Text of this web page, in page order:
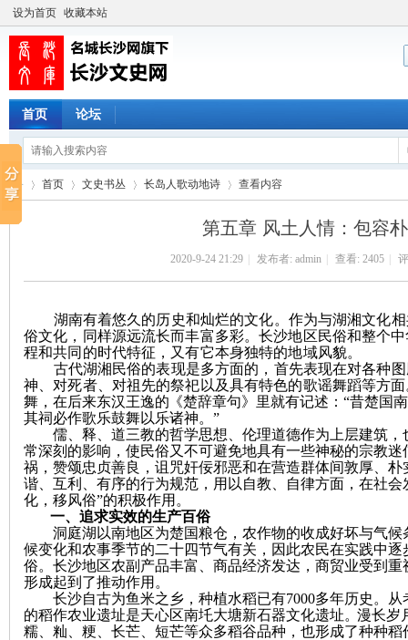
设为首页 收藏本站
首页 论坛
首页 文史书丛 长岛人歌动地诗
›
查看内容
第五章 风土人情：包容
2020-9-24 21:29 发布者: admin 查看: 2405
湖南有着悠久的历史和灿烂的文化。作为与湖湘文化
俗文化，同样源远流长而丰富多彩。长沙地区民俗和整个
程和共同的时代特征，又有它本身独特的地域风貌。
古代湖湘民俗的表现是多方面的，首先表现在对各种
神、对死者、对祖先的祭祀以及具有特色的歌谣舞蹈等方
舞 ， 在后来东汉王逸的 《楚辞章句》 里就有记述 ： “昔楚国
其祠必作歌乐鼓舞以乐诸神。 ”
儒、释、道三教的哲学思想、伦理道德作为上层建筑
常深刻的影响，使民俗又不可避免地具有一些神秘的宗教
祸，赞颂忠贞善良，诅咒奸佞邪恶和在营造群体间敦厚、
谐、互利、有序的行为规范，用以自教、自律方面，在社
化，移风俗”的积极作用。
一、追求实效的生产百俗
洞庭湖以南地区为楚国粮仓，农作物的收成好坏与气
候变化和农事季节的二十四节气有关，因此农民在实践中
俗。长沙地区农副产品丰富、商品经济发达，商贸业受到
形成起到了推动作用。
长沙自古为鱼米之乡，种植水稻已有7000多年历史。
从
的稻作农业遗址是天心区南圫大塘新石器文化遗址。漫长岁
糯、籼、粳、长芒、短芒等众多稻谷品种，也形成了种种